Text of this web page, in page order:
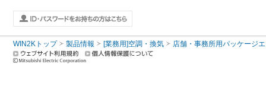
WIN2Kトップ 製品情報 [業務用]空調・換気 店舗・事務所用パッケージ